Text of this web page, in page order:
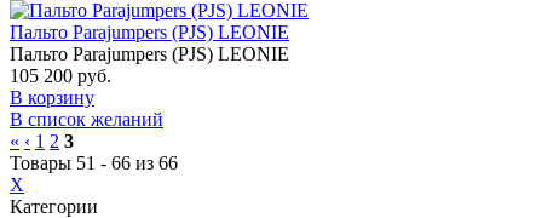
Пальто Parajumpers (PJS) LEONIE
Пальто Parajumpers (PJS) LEONIE
105 200 руб.
В корзину
В список желаний
« ‹ 1 2 3
Товары 51 - 66 из 66
X
Категории